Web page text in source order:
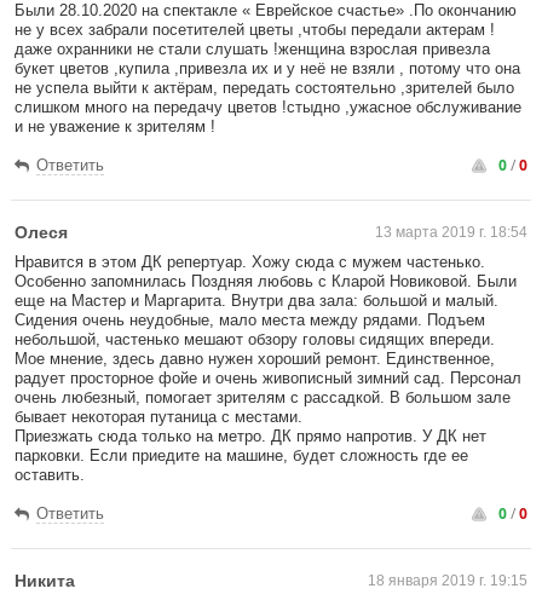
Были 28.10.2020 на спектакле « Еврейское счастье» .По окончанию
не у всех забрали посетителей цветы ,чтобы передали актерам !
даже охранники не стали слушать !женщина взрослая привезла
букет цветов ,купила ,привезла их и у неё не взяли , потому что она
не успела выйти к актёрам, передать состоятельно ,зрителей было
слишком много на передачу цветов !стыдно ,ужасное обслуживание
и не уважение к зрителям !
Ответить 0/0
Олеся 13 марта 2019 г. 18:54
Нравится в этом ДК репертуар. Хожу сюда с мужем частенько.
Особенно запомнилась Поздняя любовь с Кларой Новиковой. Были
еще на Мастер и Маргарита. Внутри два зала: большой и малый.
Сидения очень неудобные, мало места между рядами. Подъем
небольшой, частенько мешают обзору головы сидящих впереди.
Мое мнение, здесь давно нужен хороший ремонт. Единственное,
радует просторное фойе и очень живописный зимний сад. Персонал
очень любезный, помогает зрителям с рассадкой. В большом зале
бывает некоторая путаница с местами.
Приезжать сюда только на метро. ДК прямо напротив. У ДК нет
парковки. Если приедите на машине, будет сложность где ее
оставить.
Ответить 0/0
Никита 18 января 2019 г. 19:15